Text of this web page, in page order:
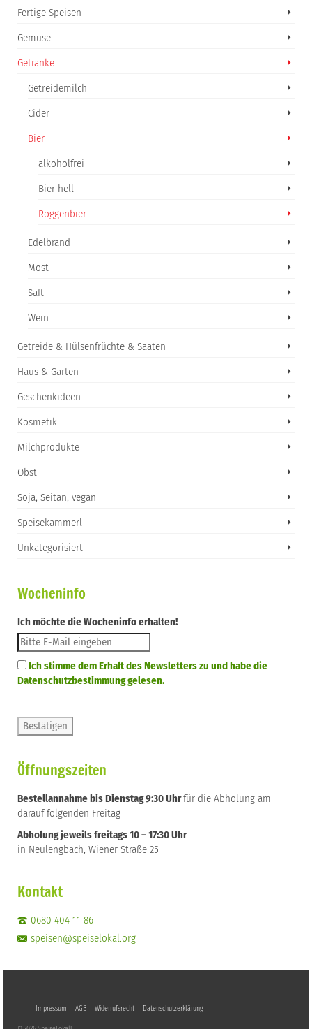
Fertige Speisen
Gemüse
Getränke
Getreidemilch
Cider
Bier
alkoholfrei
Bier hell
Roggenbier
Edelbrand
Most
Saft
Wein
Getreide & Hülsenfrüchte & Saaten
Haus & Garten
Geschenkideen
Kosmetik
Milchprodukte
Obst
Soja, Seitan, vegan
Speisekammerl
Unkategorisiert
Wocheninfo
Ich möchte die Wocheninfo erhalten!
Ich stimme dem Erhalt des Newsletters zu und habe die
Datenschutzbestimmung gelesen.
Öffnungszeiten
Bestellannahme bis Dienstag 9:30 Uhrfür die Abholung am
darauf folgenden Freitag
Abholung jeweils freitags 10 – 17:30 Uhr
in Neulengbach, Wiener Straße 25
Kontakt
0680 404 11 86
speisen@speiselokal.org
Impressum AGB Widerrufsrecht Datenschutzerklärung